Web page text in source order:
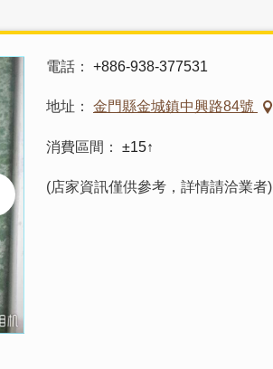
電話 +886-938-377531
地址 金門縣金城鎮中興路84號
消費區間 ±15↑
(店家資訊僅供參考，詳情請洽業者)